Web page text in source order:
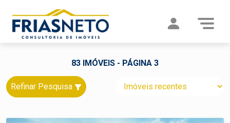
83 IMÓVEIS - PÁGINA 3
Refinar Pesquisa